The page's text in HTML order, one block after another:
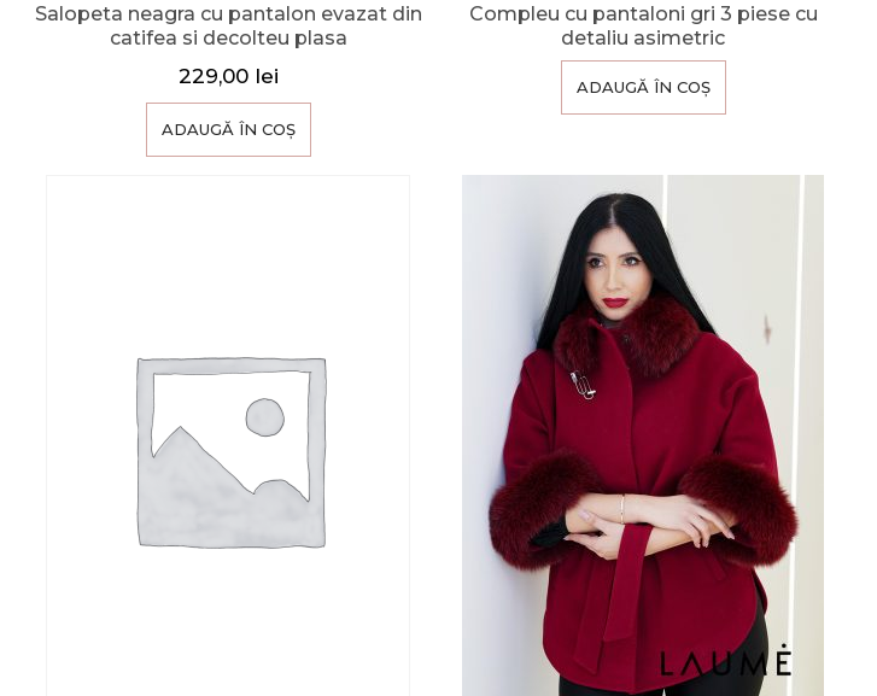
Salopeta neagra cu pantalon evazat din
catifea si decolteu plasa
229,00 lei
ADAUGĂ ÎN COȘ
Compleu cu pantaloni gri 3 piese cu
detaliu asimetric
ADAUGĂ ÎN COȘ